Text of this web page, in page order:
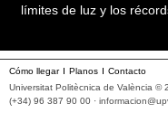
límites de luz y los
Cómo llegar Planos
Contacto
Universitat Politècnica de València ©
(+34) 96 387 90 00 ·